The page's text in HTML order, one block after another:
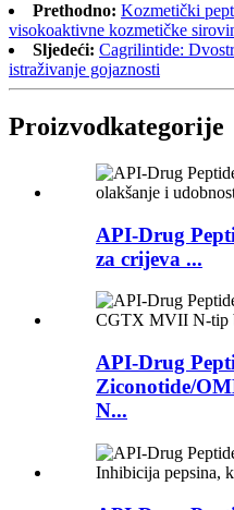
Prethodno: Kozmetički
visokoaktivne kozmetičke
Sljedeći: Cagrilintide:
istraživanje gojaznosti
Proizvodkategorije
API-Drug
za crijeva ...
API-Drug
Ziconotide/
N...